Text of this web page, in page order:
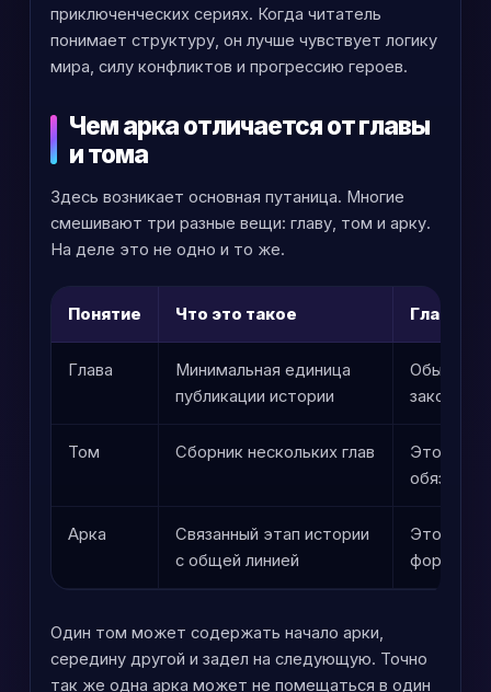
приключенческих сериях. Когда читатель
понимает структуру, он лучше чувствует логику
мира, силу конфликтов и прогрессию героев.
Чем арка отличается от главы
и тома
Здесь возникает основная путаница. Многие
смешивают три разные вещи: главу, том и арку.
На деле это не одно и то же.
Понятие Что это такое Главное
Глава
Минимальная единица
публикации истории
Обычно
Том Сборник нескольких глав
Это
Арка
Связанный этап истории
с общей линией
Это
формат
Один том может содержать начало арки,
середину другой и задел на следующую. Точно
так же одна арка может не помещаться в один